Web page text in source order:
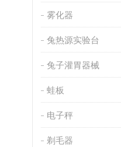
雾化器
兔热源实验台
兔子灌胃器械
蛙板
电子秤
剃毛器